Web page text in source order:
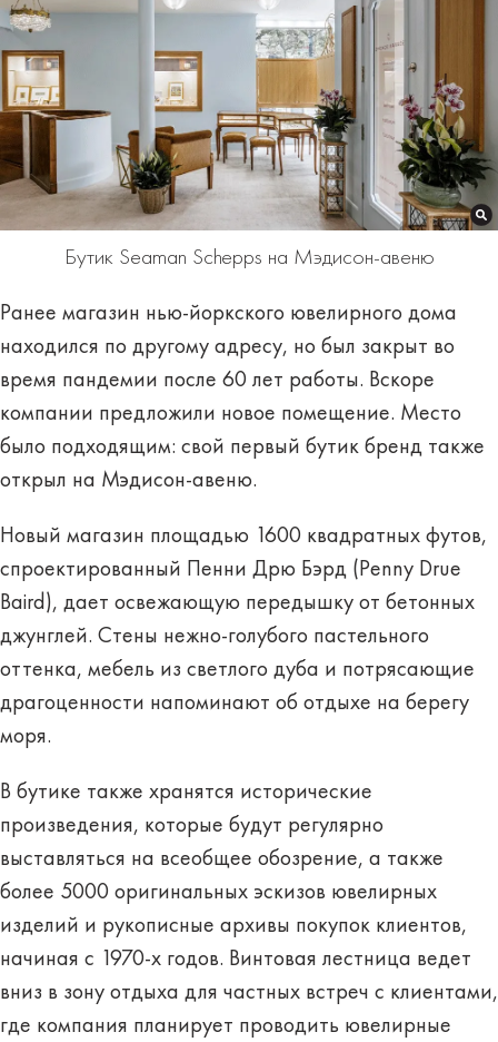
Бутик Seaman Schepps на Мэдисон-авеню
Ранее магазин нью-йоркского ювелирного дома
находился по другому адресу, но был закрыт во
время пандемии после 60 лет работы. Вскоре
компании предложили новое помещение. Место
было подходящим: свой первый бутик бренд также
открыл на Мэдисон-авеню.
Новый магазин площадью 1600 квадратных футов,
спроектированный Пенни Дрю Бэрд (Penny Drue
Baird), дает освежающую передышку от бетонных
джунглей. Стены нежно-голубого пастельного
оттенка, мебель из светлого дуба и потрясающие
драгоценности напоминают об отдыхе на берегу
моря.
В бутике также хранятся исторические
произведения, которые будут регулярно
выставляться на всеобщее обозрение, а также
более 5000 оригинальных эскизов ювелирных
изделий и рукописные архивы покупок клиентов,
начиная с 1970-х годов. Винтовая лестница ведет
вниз в зону отдыха для частных встреч с клиентами,
где компания планирует проводить ювелирные